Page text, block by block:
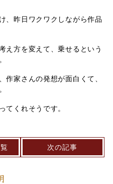
、昨日ワクワクしながら作品
え方を変えて、乗せるという
作家さんの発想が面白くて、
てくれそうです。
次の記事